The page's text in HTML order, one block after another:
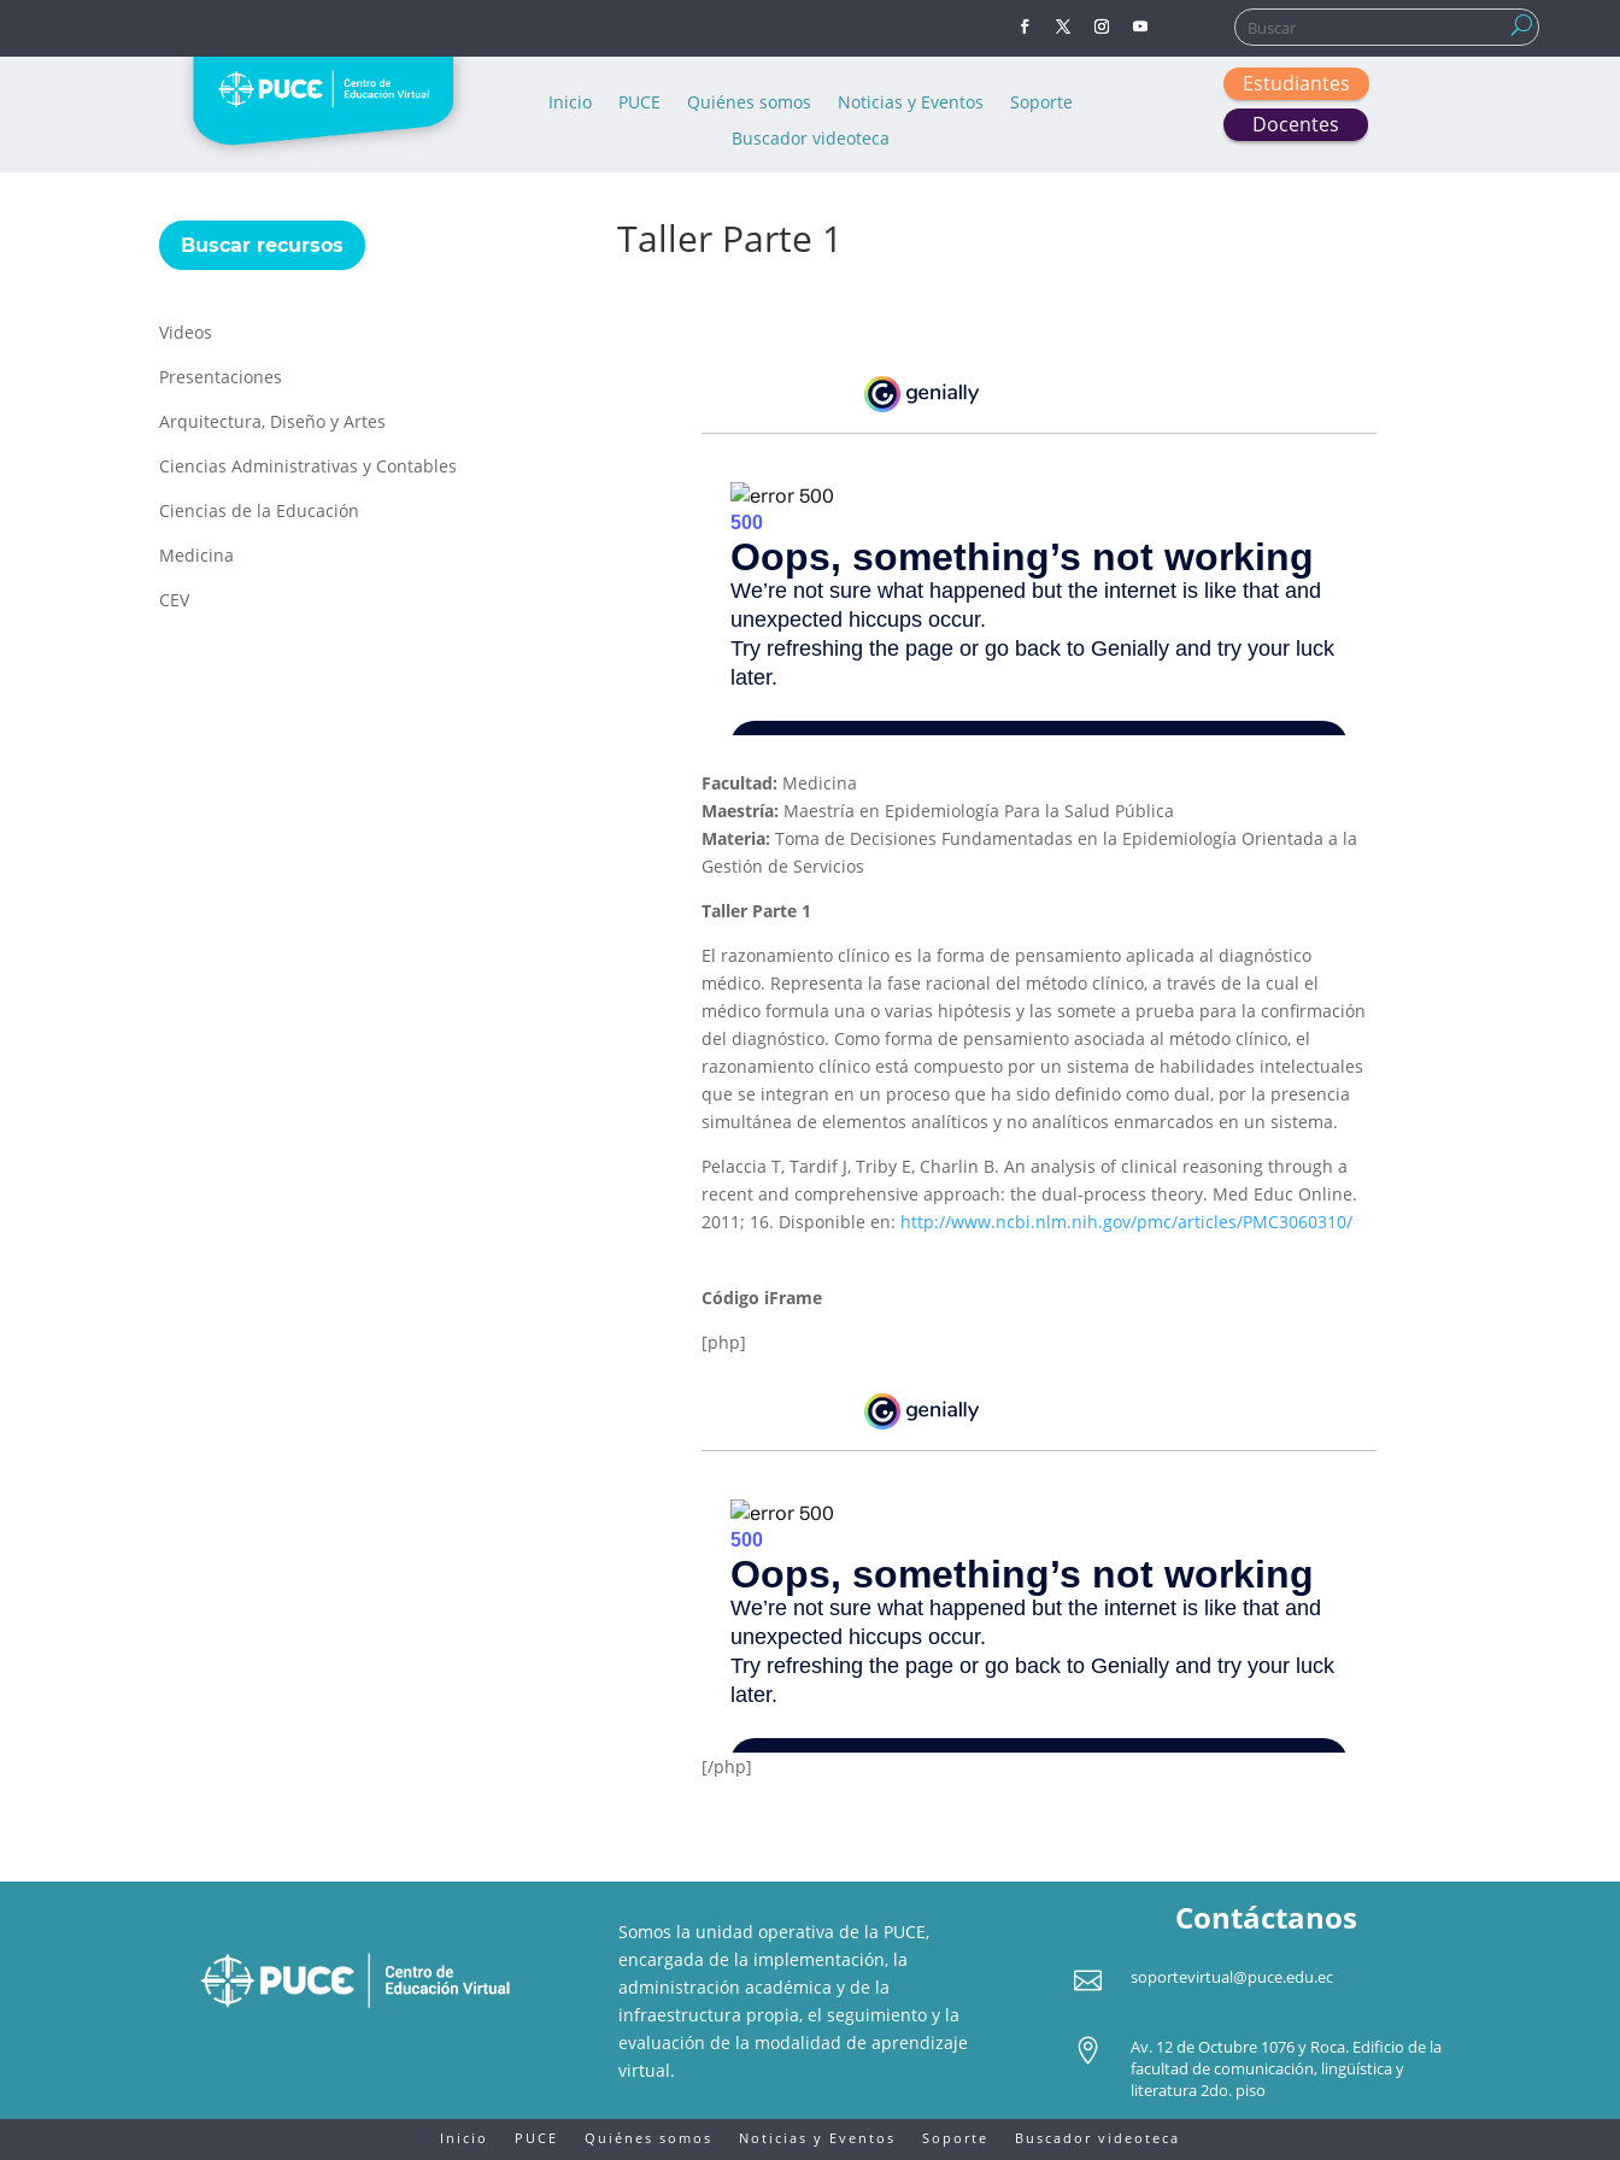
Buscar:
Inicio PUCE Quiénes somos Noticias y Eventos
Soporte
Buscador videoteca
Estudiantes
Docentes
Buscar recursos
Videos
Presentaciones
Arquitectura, Diseño y Artes
Ciencias Administrativas y Contables
Ciencias de la Educación
Medicina
CEV
Taller Parte 1
Facultad: Medicina
Maestría: Maestría en Epidemiología Para la Salud Pública
Materia: Toma de Decisiones Fundamentadas en la Epidemiología Orientada a la
Gestión de Servicios
Taller Parte 1
El razonamiento clínico es la forma de pensamiento aplicada al diagnóstico
médico. Representa la fase racional del método clínico, a través de la cual el
médico formula una o varias hipótesis y las somete a prueba para la confirmación
del diagnóstico. Como forma de pensamiento asociada al método clínico, el
razonamiento clínico está compuesto por un sistema de habilidades intelectuales
que se integran en un proceso que ha sido definido como dual, por la presencia
simultánea de elementos analíticos y no analíticos enmarcados en un sistema.
Pelaccia T, Tardif J, Triby E, Charlin B. An analysis of clinical reasoning through a
recent and comprehensive approach: the dual-process theory. Med Educ Online.
2011; 16. Disponible en: http://www.ncbi.nlm.nih.gov/pmc/articles/PMC3060310/
Código iFrame
[php]
[/php]
Somos la unidad operativa de la PUCE,
encargada de la implementación, la
administración académica y de la
infraestructura propia, el seguimiento y la
evaluación de la modalidad de aprendizaje
virtual.
Contáctanos
 soportevirtual@puce.edu.ec

Av. 12 de Octubre 1076 y Roca. Edificio de la
facultad de comunicación, lingüística y
literatura 2do. piso
Inicio PUCE Quiénes somos Noticias y Eventos Soporte Buscador videoteca